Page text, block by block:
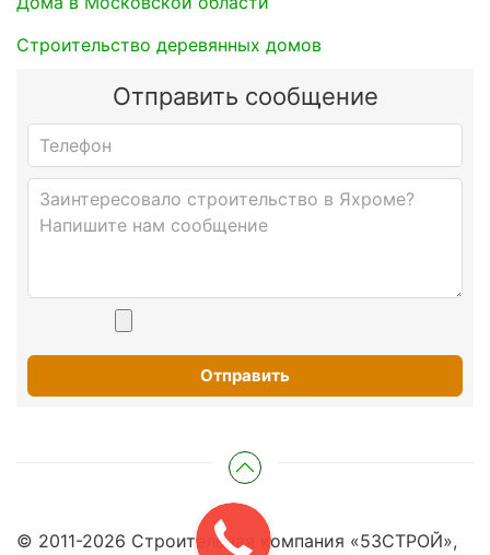
Строительство деревянных домов
Отправить сообщение
Отправить
© 2011-2026 Строительная компания «53СТРОЙ»,